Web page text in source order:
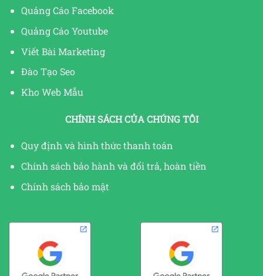
Quảng Cáo Facebook
Quảng Cáo Youtube
Viết Bài Marketing
Đào Tạo Seo
Kho Web Mẫu
CHÍNH SÁCH CỦA CHÚNG TÔI
Quy định và hình thức thanh toán
Chính sách bảo hành và đổi trả, hoàn tiền
Chính sách bảo mật